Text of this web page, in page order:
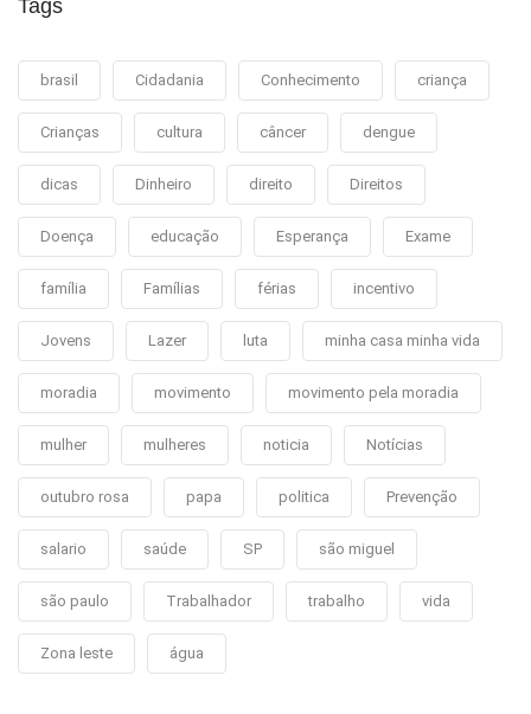
Tags
brasil Cidadania Conhecimento criança
Crianças cultura câncer dengue
dicas Dinheiro direito Direitos
Doença educação Esperança Exame
família Famílias férias incentivo
Jovens Lazer luta minha casa minha vida
moradia movimento movimento pela moradia
mulher mulheres noticia Notícias
outubro rosa papa politica Prevenção
salario saúde SP são miguel
são paulo Trabalhador trabalho vida
Zona leste água